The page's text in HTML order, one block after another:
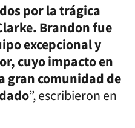
por la trágica
Brandon fue
excepcional y
cuyo impacto en
gran comunidad de
”, escribieron en